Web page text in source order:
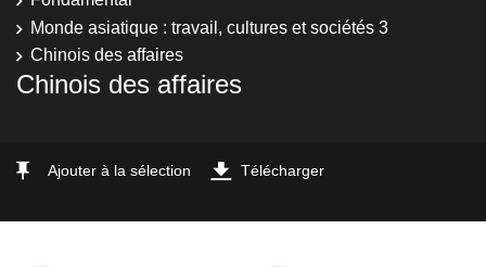
Monde asiatique : travail, cultures et sociétés 3
Chinois des affaires
Chinois des affaires
Ajouter à la sélection Télécharger